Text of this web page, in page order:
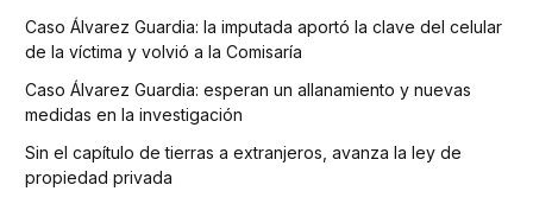
Caso Álvarez Guardia: la imputada aportó la clave del celular
de la víctima y volvió a la Comisaría
Caso Álvarez Guardia: esperan un allanamiento y nuevas
medidas en la investigación
Sin el capítulo de tierras a extranjeros, avanza la ley de
propiedad privada